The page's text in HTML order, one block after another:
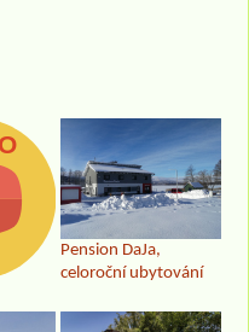
Pension DaJa,
celoroční ubytování